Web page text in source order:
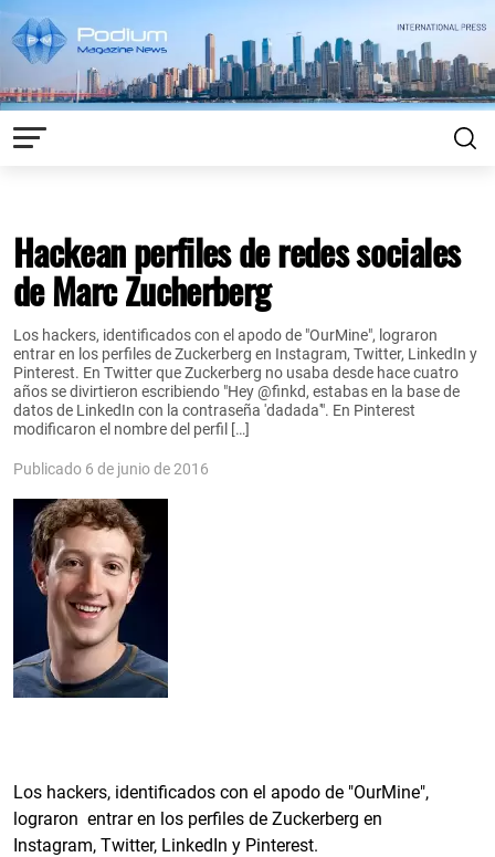
Hackean perfiles de redes sociales
de Marc Zucherberg
Los hackers, identificados con el apodo de "OurMine", lograron
entrar en los perfiles de Zuckerberg en Instagram, Twitter, LinkedIn y
Pinterest. En Twitter que Zuckerberg no usaba desde hace cuatro
años se divirtieron escribiendo "Hey @finkd, estabas en la base de
datos de LinkedIn con la contraseña 'dadada'". En Pinterest
modificaron el nombre del perfil […]
Publicado 6 de junio de 2016
Los hackers, identificados con el apodo de "OurMine",
lograron entrar en los perfiles de Zuckerberg en
Instagram, Twitter, LinkedIn y Pinterest.